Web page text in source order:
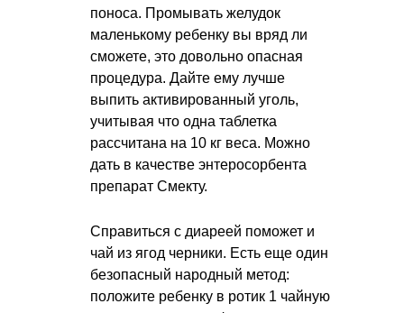
поноса. Промывать желудок
маленькому ребенку вы вряд ли
сможете, это довольно опасная
процедура. Дайте ему лучше
выпить активированный уголь,
учитывая что одна таблетка
рассчитана на 10 кг веса. Можно
дать в качестве энтеросорбента
препарат Смекту.
Справиться с диареей поможет и
чай из ягод черники. Есть еще один
безопасный народный метод:
положите ребенку в ротик 1 чайную